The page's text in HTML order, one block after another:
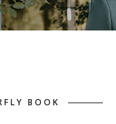
BOOK